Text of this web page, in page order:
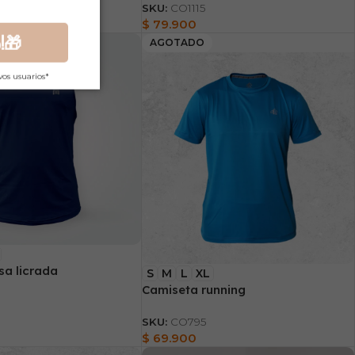
usuarios*
SKU: CO1115
$ 79.900
licrada
AGOTADO
S M L XL
Camiseta running
SKU: CO795
$ 69.900